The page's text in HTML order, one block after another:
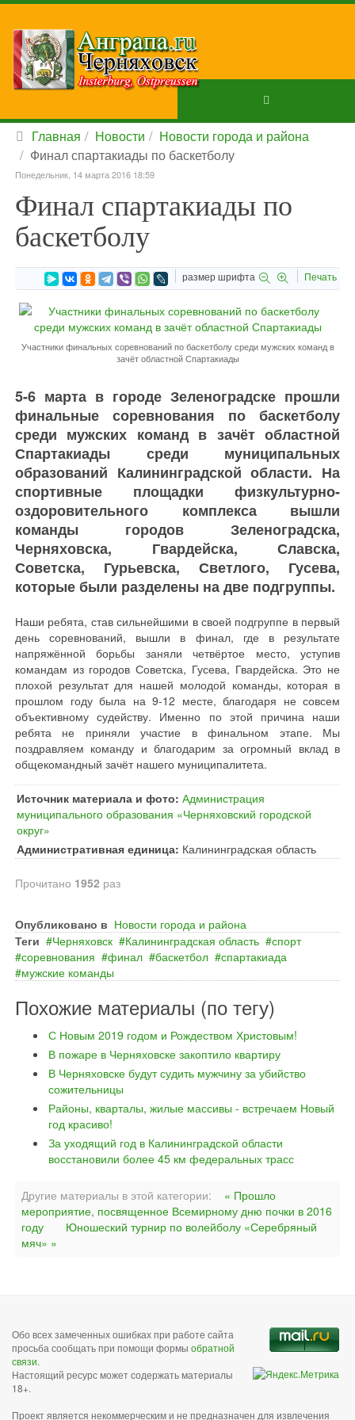
Главная Новости
Новости города и района
Финал спартакиады по баскетболу
Понедельник, 14 марта 2016 18:59
Финал спартакиады по
баскетболу
размер шрифта Печать
Участники финальных соревнований по баскетболу среди мужских команд в
зачёт областной Спартакиады
5-6 марта в городе Зеленоградске прошли
финальные соревнования по баскетболу
среди мужских команд в зачёт областной
Спартакиады среди муниципальных
образований Калининградской области. На
спортивные площадки физкультурно-
оздоровительного комплекса вышли
команды городов Зеленоградска,
Черняховска, Гвардейска, Славска,
Советска, Гурьевска, Светлого, Гусева,
которые были разделены на две подгруппы.
Наши ребята, став сильнейшими в своей подгруппе в первый
день соревнований, вышли в финал, где в результате
напряжённой борьбы заняли четвёртое место, уступив
командам из городов Советска, Гусева, Гвардейска. Это не
плохой результат для нашей молодой команды, которая в
прошлом году была на 9-12 месте, благодаря не совсем
объективному судейству. Именно по этой причина наши
ребята не приняли участие в финальном этапе. Мы
поздравляем команду и благодарим за огромный вклад в
общекомандный зачёт нашего муниципалитета.
Источник материала и фото: Администрация
муниципального образования «Черняховский городской
округ»
Административная единица: Калининградская область
Прочитано 1952 раз
Опубликовано в Новости города и района
Теги
Черняховск Калининградская область
спорт
соревнования
финал баскетбол
спартакиада
мужские команды
Похожие материалы (по тегу)
С Новым 2019 годом и Рождеством Христовым!
В пожаре в Черняховске закоптило квартиру
В Черняховске будут судить мужчину за убийство
сожительницы
Районы, кварталы, жилые массивы - встречаем Новый
год красиво!
За уходящий год в Калининградской области
восстановили более 45 км федеральных трасс
Другие материалы в этой категории:
« Прошло
мероприятие, посвященное Всемирному дню почки в 2016
году
Юношеский турнир по волейболу «Серебряный
мяч» »
Обо всех замеченных ошибках при работе сайта
просьба сообщать при помощи формы обратной
связи.
Настоящий ресурс может содержать материалы
18+.
Проект является некоммерческим и не предназначен для извлечения